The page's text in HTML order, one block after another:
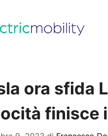
ora sfida
finisce